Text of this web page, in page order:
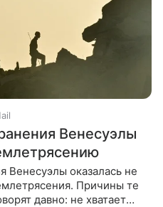
Венесуэлы
Венесуэлы оказалась не
Причины те
давно: не хватает